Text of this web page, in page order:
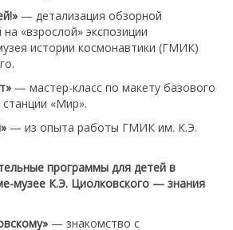
— детализация обзорной
на «взрослой» экспозиции
истории космонавтики (ГМИК)
— мастер-класс по макету базового
«Мир».
— из опыта работы ГМИК им. К.Э.
программы для детей в
музее К.Э. Циолковского — знания
— знакомство с